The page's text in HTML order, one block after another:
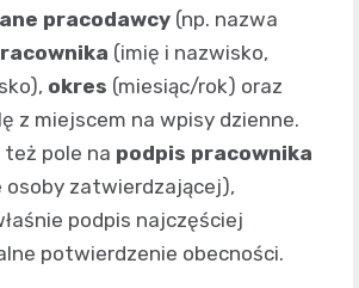
pracodawcy (np. nazwa
(imię i nazwisko,
okres (miesiąc/rok) oraz
z miejscem na wpisy dzienne.
pole na podpis pracownika
osoby zatwierdzającej),
podpis najczęściej
potwierdzenie obecności.